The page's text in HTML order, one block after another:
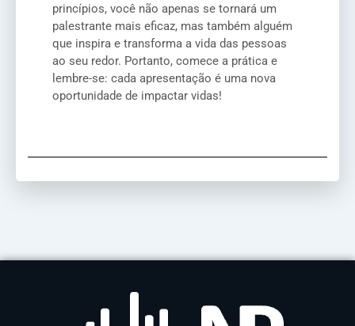
princípios, você não apenas se tornará um
palestrante mais eficaz, mas também alguém
que inspira e transforma a vida das pessoas
ao seu redor. Portanto, comece a prática e
lembre-se: cada apresentação é uma nova
oportunidade de impactar vidas!